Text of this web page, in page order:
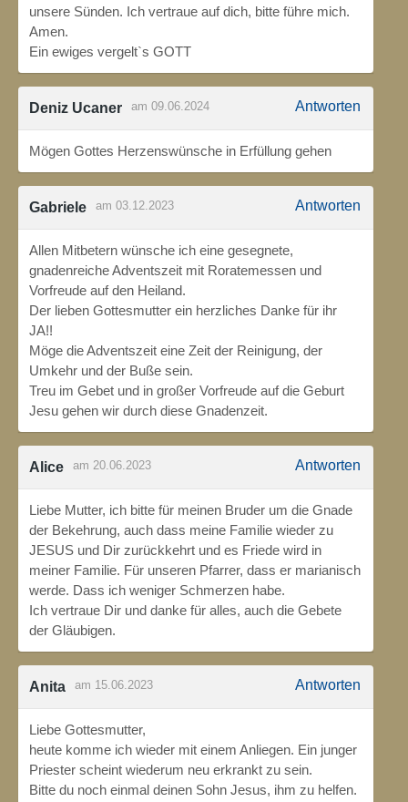
unsere Sünden. Ich vertraue auf dich, bitte führe mich.
Amen.
Ein ewiges vergelt`s GOTT
Deniz Ucaner am 09.06.2024 Antworten
Mögen Gottes Herzenswünsche in Erfüllung gehen
Gabriele am 03.12.2023 Antworten
Allen Mitbetern wünsche ich eine gesegnete,
gnadenreiche Adventszeit mit Roratemessen und
Vorfreude auf den Heiland.
Der lieben Gottesmutter ein herzliches Danke für ihr
JA!!
Möge die Adventszeit eine Zeit der Reinigung, der
Umkehr und der Buße sein.
Treu im Gebet und in großer Vorfreude auf die Geburt
Jesu gehen wir durch diese Gnadenzeit.
Alice am 20.06.2023 Antworten
Liebe Mutter, ich bitte für meinen Bruder um die Gnade
der Bekehrung, auch dass meine Familie wieder zu
JESUS und Dir zurückkehrt und es Friede wird in
meiner Familie. Für unseren Pfarrer, dass er marianisch
werde. Dass ich weniger Schmerzen habe.
Ich vertraue Dir und danke für alles, auch die Gebete
der Gläubigen.
Anita am 15.06.2023 Antworten
Liebe Gottesmutter,
heute komme ich wieder mit einem Anliegen. Ein junger
Priester scheint wiederum neu erkrankt zu sein.
Bitte du noch einmal deinen Sohn Jesus, ihm zu helfen.